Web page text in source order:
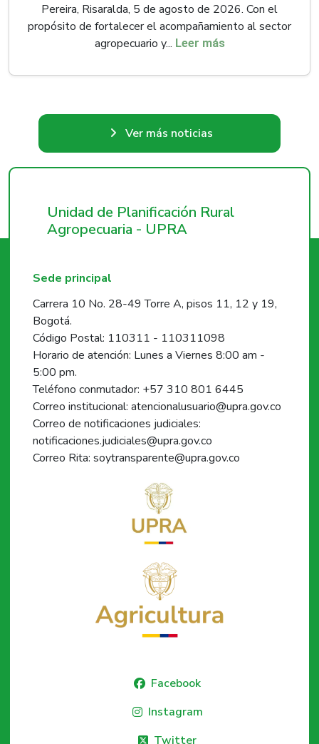
Pereira, Risaralda, 5 de agosto de 2026. Con el
propósito de fortalecer el acompañamiento al sector
agropecuario y... Leer más
Ver más noticias
Unidad de Planificación Rural
Agropecuaria - UPRA
Sede principal
Carrera 10 No. 28-49 Torre A, pisos 11, 12 y 19,
Bogotá.
Código Postal: 110311 - 110311098
Horario de atención: Lunes a Viernes 8:00 am -
5:00 pm.
Teléfono conmutador: +57 310 801 6445
Correo institucional: atencionalusuario@upra.gov.co
Correo de notificaciones judiciales:
notificaciones.judiciales@upra.gov.co
Correo Rita: soytransparente@upra.gov.co
Facebook
Instagram
Twitter